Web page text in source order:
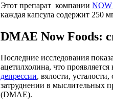
Этот препарат компании NOW
каждая капсула содержит 250
DMAE Now Foods:
Последние исследования
ацетилхолина, что
депрессии, вялости,
затруднении в мыслительных
(DMAE).